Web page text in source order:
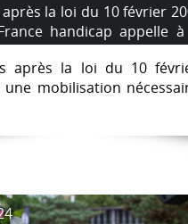
la loi du 10 février
handicap appelle
après la loi du 10
une mobilisation